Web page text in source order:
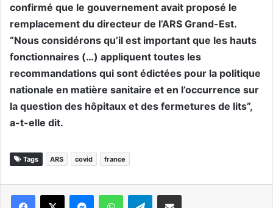
confirmé que le gouvernement avait proposé le
remplacement du directeur de l’ARS Grand-Est.
“Nous considérons qu’il est important que les hauts
fonctionnaires (…) appliquent toutes les
recommandations qui sont édictées pour la politique
nationale en matière sanitaire et en l’occurrence sur
la question des hôpitaux et des fermetures de lits”,
a-t-elle dit.
Tags ARS covid france
WhatsApp Telegram